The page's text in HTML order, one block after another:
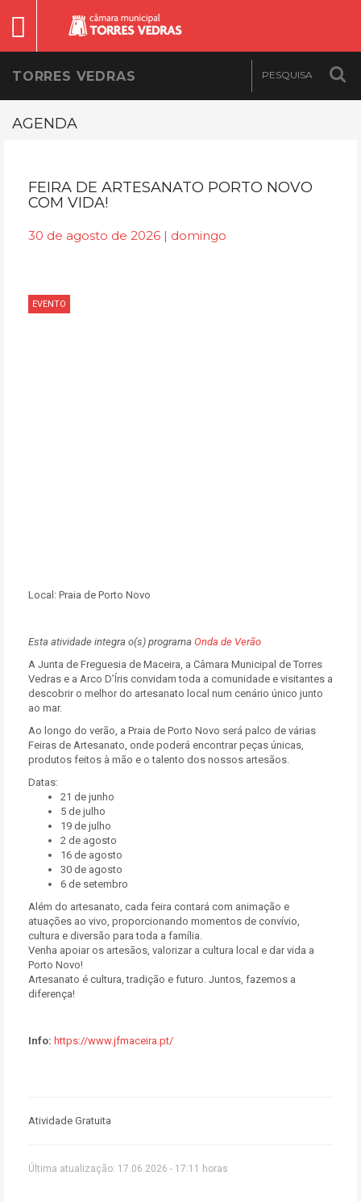
TORRES VEDRAS
AGENDA
FEIRA DE ARTESANATO PORTO NOVO
COM VIDA!
30 de agosto de 2026 | domingo
EVENTO
Local: Praia de Porto Novo
Esta atividade integra o(s) programa Onda de Verão
A Junta de Freguesia de Maceira, a Câmara Municipal de Torres
Vedras e a Arco D’Íris convidam toda a comunidade e visitantes a
descobrir o melhor do artesanato local num cenário único junto
ao mar.
Ao longo do verão, a Praia de Porto Novo será palco de várias
Feiras de Artesanato, onde poderá encontrar peças únicas,
produtos feitos à mão e o talento dos nossos artesãos.
Datas:
21 de junho
5 de julho
19 de julho
2 de agosto
16 de agosto
30 de agosto
6 de setembro
Além do artesanato, cada feira contará com animação e
atuações ao vivo, proporcionando momentos de convívio,
cultura e diversão para toda a família.
Venha apoiar os artesãos, valorizar a cultura local e dar vida a
Porto Novo!
Artesanato é cultura, tradição e futuro. Juntos, fazemos a
diferença!
Info: https://www.jfmaceira.pt/
Atividade Gratuita
Última atualização: 17.06.2026 - 17:11 horas